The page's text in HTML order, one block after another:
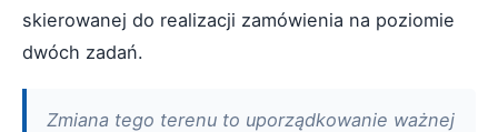
skierowanej do realizacji zamówienia na poziomie
dwóch zadań.
Zmiana tego terenu to uporządkowanie ważnej